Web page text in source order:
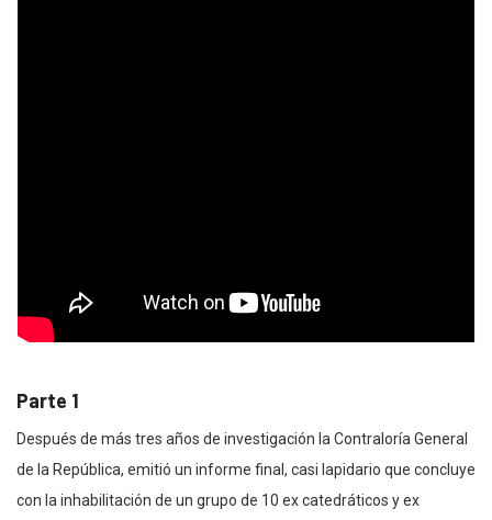
Parte 1
Después de más tres años de investigación la Contraloría General
de la República, emitió un informe final, casi lapidario que concluye
con la inhabilitación de un grupo de 10 ex catedráticos y ex